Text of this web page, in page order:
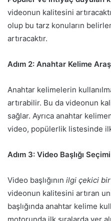
videonun kalitesini
olup bu tarz konuların
artıracaktır.
Adım 2: Anahtar Kelime
Anahtar kelimelerin
artırabilir. Bu da videonun
sağlar. Ayrıca anahtar
video, popülerlik listesinde
Adım 3: Video Başlığı Seçimi
Video başlığının ilgi çekici bir
videonun kalitesini artıran
başlığında anahtar kelime